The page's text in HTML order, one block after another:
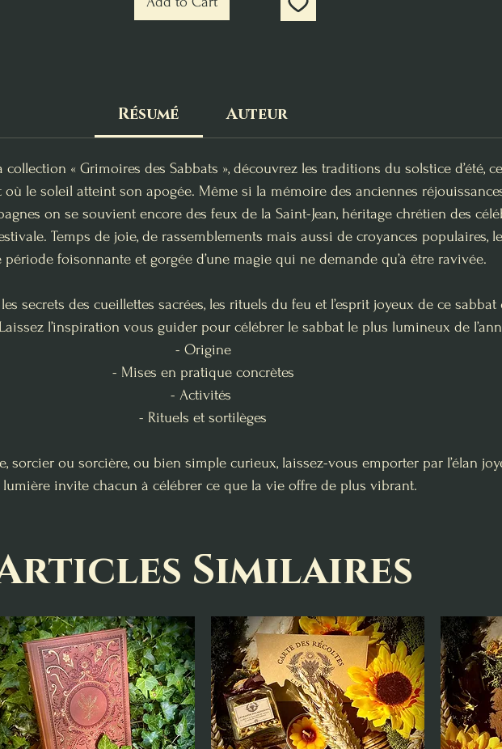
Résumé Auteur
« Grimoires des Sabbats », découvrez les traditions du solstice d’été,
le soleil atteint son apogée. Même si la mémoire des anciennes
on se souvient encore des feux de la Saint-Jean, héritage chrétien des
Temps de joie, de rassemblements mais aussi de croyances populaires,
foisonnante et gorgée d’une magie qui ne demande qu’à être ravivée.
secrets des cueillettes sacrées, les rituels du feu et l’esprit joyeux de ce
l’inspiration vous guider pour célébrer le sabbat le plus lumineux de
- Origine
- Mises en pratique concrètes
- Activités
- Rituels et sortilèges
sorcier ou sorcière, ou bien simple curieux, laissez-vous emporter par l’élan
lumière invite chacun à célébrer ce que la vie offre de plus vibrant.
Similaires